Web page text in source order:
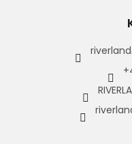
riverland